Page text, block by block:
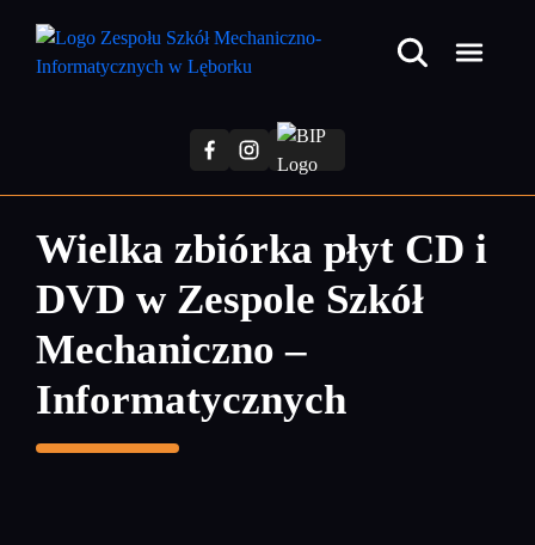
treści
Wielka zbiórka płyt CD i
DVD w Zespole Szkół
Mechaniczno –
Informatycznych